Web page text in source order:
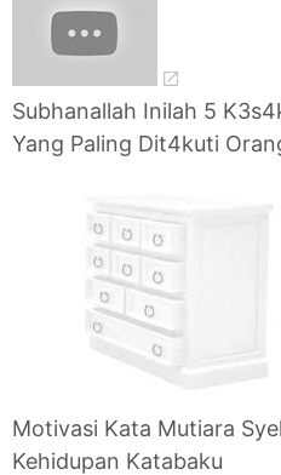
Subhanallah Inilah 5
Yang Paling Dit4kuti
Motivasi Kata Mutiara
Kehidupan Katabaku